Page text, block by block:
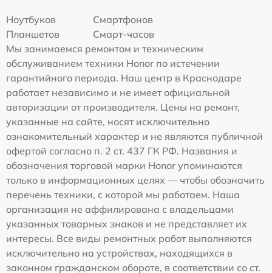
Ноутбуков
Смартфонов
Планшетов
Смарт-часов
Мы занимаемся ремонтом и техническим
обслуживанием техники Honor по истечении
гарантийного периода. Наш центр в Краснодаре
работает независимо и не имеет официальной
авторизации от производителя. Цены на ремонт,
указанные на сайте, носят исключительно
ознакомительный характер и не являются публичной
офертой согласно п. 2 ст. 437 ГК РФ. Названия и
обозначения торговой марки Honor упоминаются
только в информационных целях — чтобы обозначить
перечень техники, с которой мы работаем. Наша
организация не аффилирована с владельцами
указанных товарных знаков и не представляет их
интересы. Все виды ремонтных работ выполняются
исключительно на устройствах, находящихся в
законном гражданском обороте, в соответствии со ст.